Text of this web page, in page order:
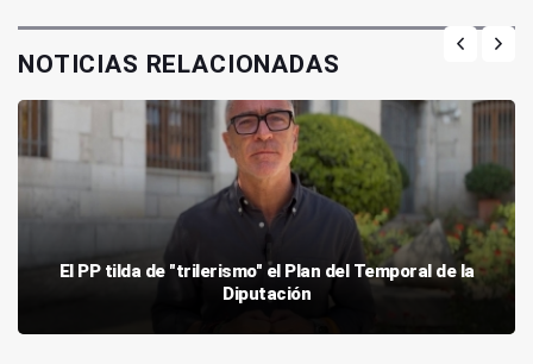
NOTICIAS RELACIONADAS
El PP tilda de "trilerismo" el Plan del Temporal de la
Diputación